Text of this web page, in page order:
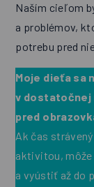
Naším cieľom
a problémov,
potrebu pred
Moje dieťa sa
v dostatočnej
pred
Ak čas
aktivitou, môže
a vyústiť až do